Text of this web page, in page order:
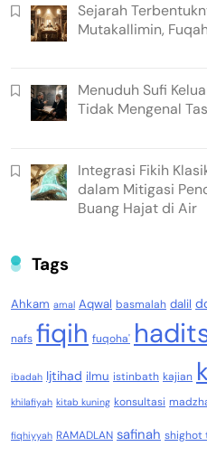
Sejarah
Mutakallimin,
Menuduh Sufi
Tidak Mengenal
Integrasi Fikih
dalam Mitigasi
Buang Hajat di Air
Tags
Ahkam amal Aqwal basmalah dalil
nafs fiqih fuqoha'
ibadah Ijtihad ilmu istinbath kajian
khilafiyah kitab kuning konsultasi
fiqhiyyah RAMADLAN safinah shighot